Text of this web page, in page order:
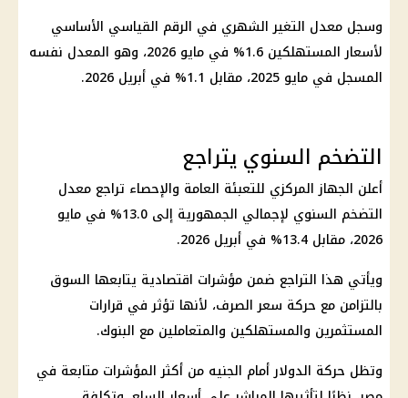
وسجل معدل التغير الشهري في الرقم القياسي الأساسي
لأسعار المستهلكين 1.6% في مايو 2026، وهو المعدل نفسه
المسجل في مايو 2025، مقابل 1.1% في أبريل 2026.
التضخم السنوي يتراجع
أعلن الجهاز المركزي للتعبئة العامة والإحصاء تراجع معدل
التضخم السنوي
لإجمالي الجمهورية إلى 13.0% في مايو
2026، مقابل 13.4% في أبريل 2026.
ويأتي هذا التراجع ضمن مؤشرات اقتصادية يتابعها السوق
بالتزامن مع حركة سعر الصرف، لأنها تؤثر في قرارات
المستثمرين والمستهلكين والمتعاملين مع البنوك.
وتظل حركة الدولار أمام الجنيه من أكثر المؤشرات متابعة في